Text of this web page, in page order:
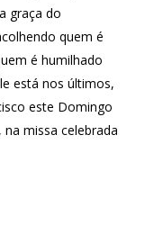
graça do
quem é
é humilhado
está nos últimos,
este Domingo
missa celebrada